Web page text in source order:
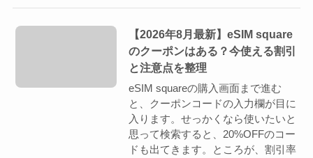
【2026年8月最新】eSIM square
のクーポンはある？今使える割引
と注意点を整理
eSIM squareの購入画面まで進む
と、クーポンコードの入力欄が目に
入ります。せっかくなら使いたいと
思って検索すると、20%OFFのコー
ドも出てきます。ところが、割引率